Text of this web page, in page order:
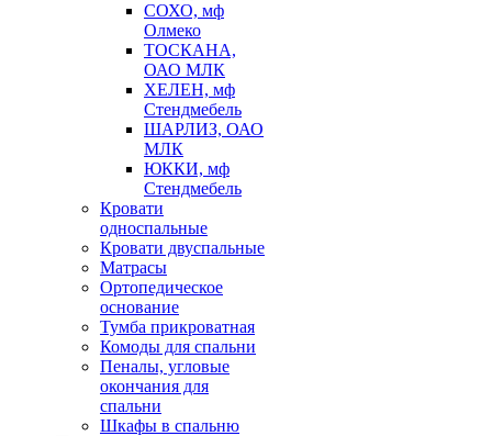
СОХО, мф
Олмеко
ТОСКАНА,
ОАО МЛК
ХЕЛЕН, мф
Стендмебель
ШАРЛИЗ, ОАО
МЛК
ЮККИ, мф
Стендмебель
Кровати
односпальные
Кровати двуспальные
Матрасы
Ортопедическое
основание
Тумба прикроватная
Комоды для спальни
Пеналы, угловые
окончания для
спальни
Шкафы в спальню